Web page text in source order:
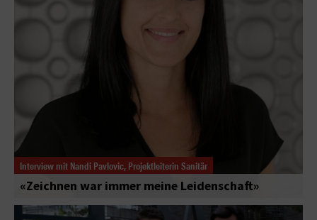
Interview mit Nandi Pavlovic, Projektleiterin Sanitär
«Zeichnen war immer meine Leidenschaft»